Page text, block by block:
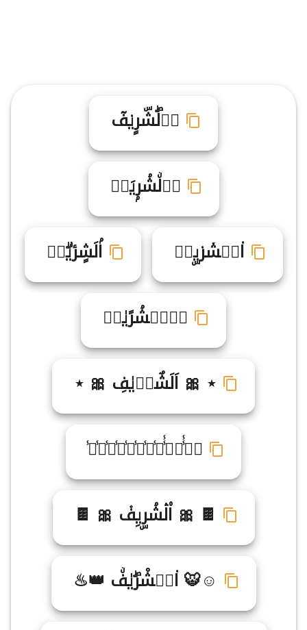
اࣸلۖشۜرٍي۟فٓ
اࣷلۨشۘرۭيَفࣵ
ا۟لࣹشۤر۟يۣفࣷ اۢلَشٍرٔيۗفࣵ
ا۬لࣳشۘرًيٰفࣾ
⋆ 🎀 اَلَشٌرࣸيٰفِ 🎀 ⋆
اࣶ̾̾ل۪̾̾ش̾ۚ̾ر̾ٓ̾ي̾ࣵ̾ف̾۠̾
🍫 🎀 ا۠لۛشۘرۣيِف۫ 🎀 🍫
☺🐯 ا۟لࣹشْرۖيٰفۨ 👑♨